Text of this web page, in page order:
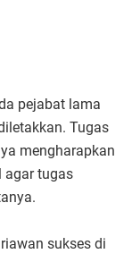
pejabat lama
Tugas
mengharapkan
agar tugas
sukses di